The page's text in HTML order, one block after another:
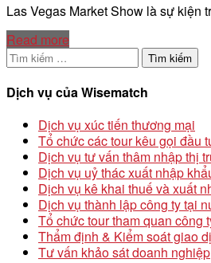
Las Vegas Market Show là sự
Read more
Tìm
kiếm
cho:
Dịch vụ của Wisematch
Dịch vụ xúc tiến thương mại
Tổ chức các tour kêu gọi đầu
Dịch vụ tư vấn thâm nhập thị
Dịch vụ uỷ thác xuất nhập
Dịch vụ kê khai thuế và xuất
Dịch vụ thành lập công ty tại
Tổ chức tour tham quan công
Thẩm định & Kiểm soát giao
Tư vấn khảo sát doanh nghiệp